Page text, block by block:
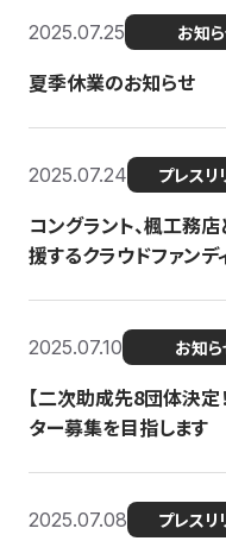
2025.07.25 お知
夏季休業のお知らせ
2025.07.24 プレスリ
コングラント、楓工務
援するクラウドファン
2025.07.10 お知ら
【二次助成先8団体決定
ター募集を目指します
2025.07.08 プレスリ